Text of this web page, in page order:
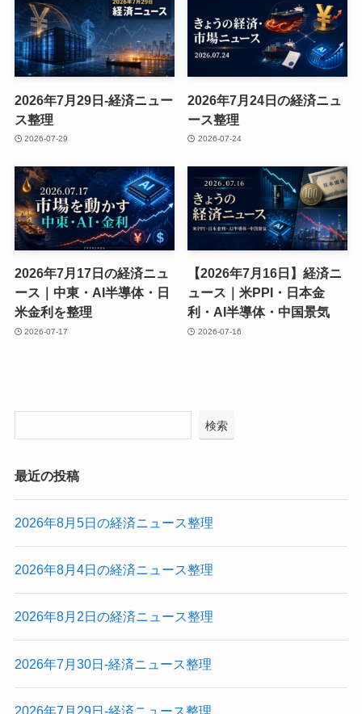
2026年7月29日-経済ニュー
ス整理
2026-07-29
2026年7月24日の経済ニュ
ース整理
2026-07-24
2026年7月17日の経済ニュ
ース｜中東・AI半導体・日
米金利を整理
2026-07-17
【2026年7月16日】経済ニ
ュース｜米PPI・日本金
利・AI半導体・中国景気
2026-07-16
検索
最近の投稿
2026年8月5日の経済ニュース整理
2026年8月4日の経済ニュース整理
2026年8月2日の経済ニュース整理
2026年7月30日-経済ニュース整理
2026年7月29日-経済ニュース整理